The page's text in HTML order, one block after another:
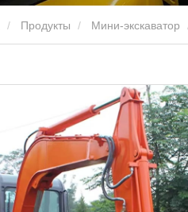
Продукты Мини-экскаватор